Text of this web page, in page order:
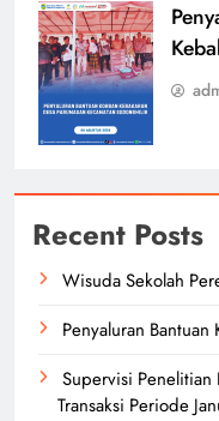
Recent Posts
Wisuda Sekolah
Penyaluran Bantuan
Supervisi Penelitian
Transaksi Periode